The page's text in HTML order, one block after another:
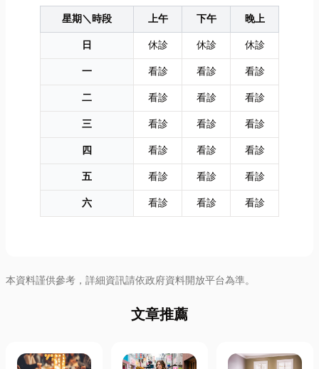
星期＼時段 上午 下午
晚上
日
休診 休診
休診
一
看診 看診
看診
二
看診 看診
看診
三
看診 看診
看診
四
看診 看診
看診
五
看診 看診
看診
六
看診 看診 看診
本資料謹供參考，詳細資訊請依政府資料開放平台為準。
文章推薦